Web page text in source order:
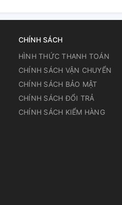
CHÍNH SÁCH
HÌNH THỨC THANH TOÁN
CHÍNH SÁCH VẬN CHUYỂN
CHÍNH SÁCH BẢO MẬT
CHÍNH SÁCH ĐỔI TRẢ
CHÍNH SÁCH KIỂM HÀNG